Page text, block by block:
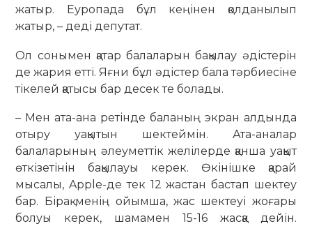
жатыр. Еуропада бұл кеңінен қолда­нылып
жатыр, – деді депутат.
Ол сонымен қатар балаларын ба­қылау әдістерін
де жария етті. Яғни бұл әдістер бала тәрбиесіне
тікелей қатысы бар десек те болады.
– Мен ата-ана ретінде баланың экран алдында
отыру уақытын шек­тей­мін. Ата-аналар
балаларының әлеу­­­меттік желілерде қанша уақыт
өткізетінін бақылауы керек. Өкінішке қарай
мысалы, Apple-де тек 12 жастан бастап шектеу
бар. Бірақ менің ойымша, жас шектеуі жоғары
болуы керек, шамамен 15-16 жасқа дейін.